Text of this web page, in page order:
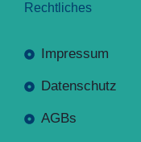
Rechtliches
Impressum
Datenschutz
AGBs